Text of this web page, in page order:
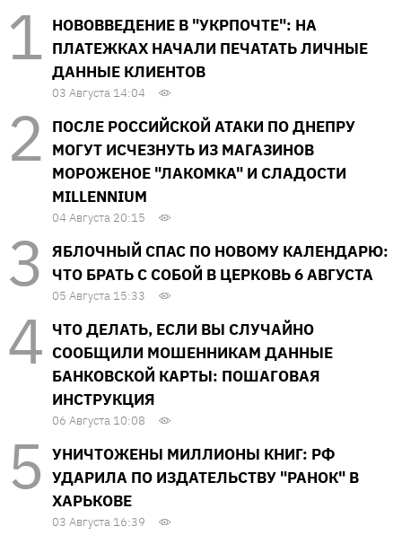
НОВОВВЕДЕНИЕ В "УКРПОЧТЕ": НА
ПЛАТЕЖКАХ НАЧАЛИ ПЕЧАТАТЬ ЛИЧНЫЕ
ДАННЫЕ КЛИЕНТОВ
03 Августа 14:04
ПОСЛЕ РОССИЙСКОЙ АТАКИ ПО ДНЕПРУ
МОГУТ ИСЧЕЗНУТЬ ИЗ МАГАЗИНОВ
МОРОЖЕНОЕ "ЛАКОМКА" И СЛАДОСТИ
MILLENNIUM
04 Августа 20:15
ЯБЛОЧНЫЙ СПАС ПО НОВОМУ КАЛЕНДАРЮ:
ЧТО БРАТЬ С СОБОЙ В ЦЕРКОВЬ 6 АВГУСТА
05 Августа 15:33
ЧТО ДЕЛАТЬ, ЕСЛИ ВЫ СЛУЧАЙНО
СООБЩИЛИ МОШЕННИКАМ ДАННЫЕ
БАНКОВСКОЙ КАРТЫ: ПОШАГОВАЯ
ИНСТРУКЦИЯ
06 Августа 10:08
УНИЧТОЖЕНЫ МИЛЛИОНЫ КНИГ: РФ
УДАРИЛА ПО ИЗДАТЕЛЬСТВУ "РАНОК" В
ХАРЬКОВЕ
03 Августа 16:39